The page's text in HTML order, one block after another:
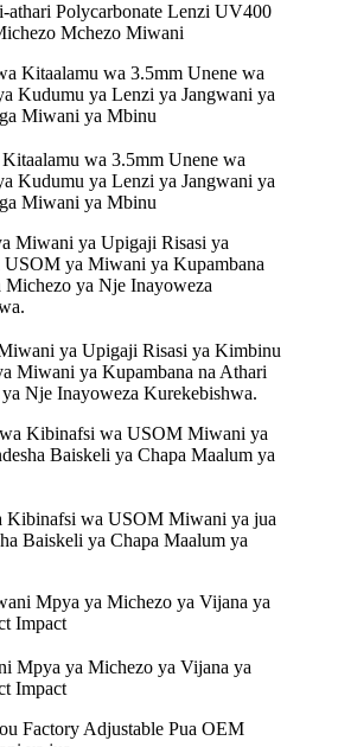
Polycarbonate Lenzi UV400
Mchezo Miwani
wa 3.5mm Unene wa
Kudumu ya Lenzi ya Jangwani ya
Miwani ya Mbinu
ya Upigaji Risasi ya Kimbinu
Miwani ya Kupambana na Athari
Nje Inayoweza Kurekebishwa.
Kibinafsi wa USOM Miwani ya jua
Baiskeli ya Chapa Maalum ya
Mpya ya Michezo ya Vijana ya
Impact